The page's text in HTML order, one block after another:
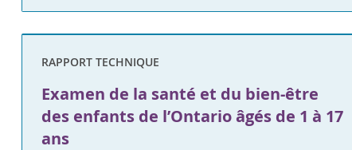
RAPPORT TECHNIQUE
Examen de la santé et du bien-être
des enfants de l’Ontario âgés de 1 à 17
ans